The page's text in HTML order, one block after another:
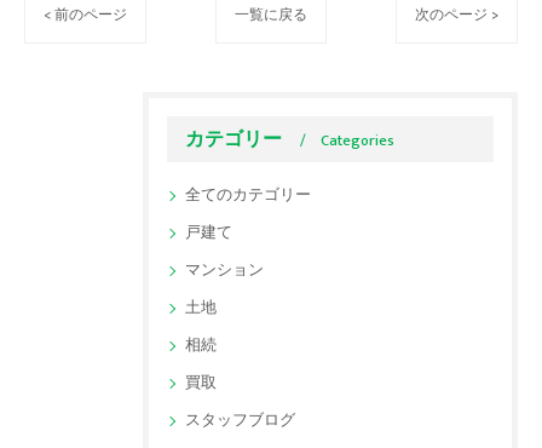
< 前のページ 一覧に戻る 次のページ >
カテゴリー Categories
全てのカテゴリー
戸建て
マンション
土地
相続
買取
スタッフブログ